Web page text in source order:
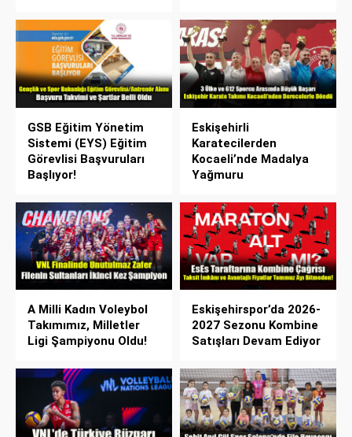
GSB Eğitim Yönetim
Sistemi (EYS) Eğitim
Görevlisi Başvuruları
Başlıyor!
Eskişehirli
Karatecilerden
Kocaeli’nde Madalya
Yağmuru
A Milli Kadın Voleybol
Takımımız, Milletler
Ligi Şampiyonu Oldu!
Eskişehirspor’da 2026-
2027 Sezonu Kombine
Satışları Devam Ediyor